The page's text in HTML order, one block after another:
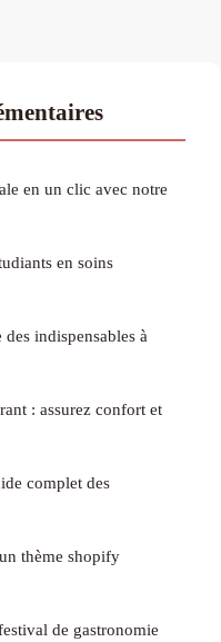
en un clic avec notre
en soins
indispensables à
: assurez confort et
complet des
thème shopify
de gastronomie